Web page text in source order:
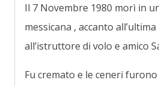
Il 7 Novembre 1980 morì in
messicana , accanto
all’istruttore di volo e amico
Fu cremato e le ceneri